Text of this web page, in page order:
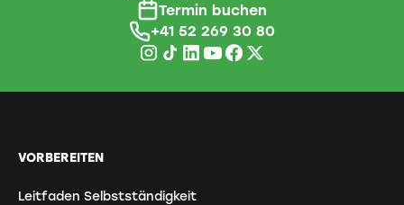
Termin buchen
+41 52 269 30 80
VORBEREITEN
Leitfaden Selbstständigkeit